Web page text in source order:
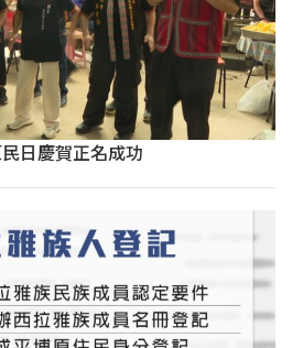
日慶賀正名成功